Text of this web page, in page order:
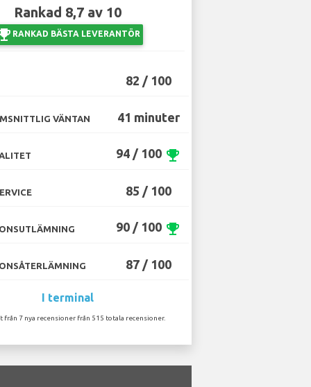
Rankad 8,7 av 10
RANKAD BÄSTA LEVERANTÖR
82 / 100
VÄNTAN 41 minuter
94 / 100 emoji_events
85 / 100
90 / 100 emoji_events
87 / 100
I terminal
från 7 nya recensioner från 515 totala recensioner.